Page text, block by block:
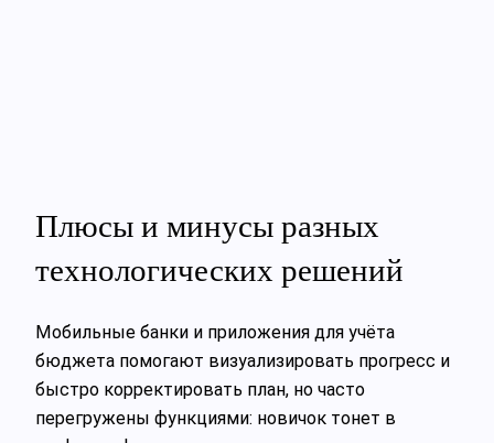
Плюсы и минусы разных
технологических решений
Мобильные банки и приложения для учёта
бюджета помогают визуализировать прогресс и
быстро корректировать план, но часто
перегружены функциями: новичок тонет в